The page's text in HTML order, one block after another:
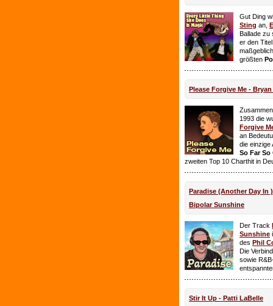
Gut Ding
Sting an,
Ballade zu
er den
größten
Please Forgive Me -
1993 die
Forgive
an
die einzige
So Far So
zweiten Top 10 Charthit in
Paradise (Another Day In
Bipolar Sunshine
Der Track
Sunshine
des Phil
Die
sowie
Stir It Up - Patti LaBelle